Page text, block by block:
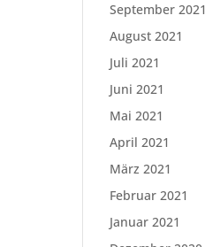
September 2021
August 2021
Juli 2021
Juni 2021
Mai 2021
April 2021
März 2021
Februar 2021
Januar 2021